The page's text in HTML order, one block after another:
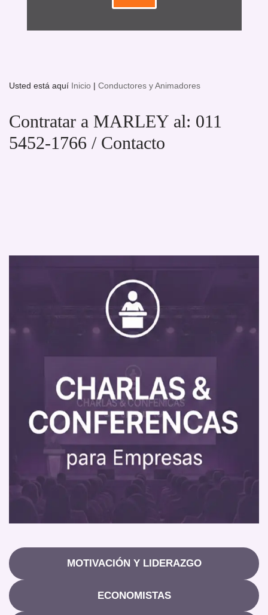
Usted está aquí Inicio | Conductores y Animadores
Contratar a MARLEY al: 011
5452-1766 / Contacto
MOTIVACIÓN Y LIDERAZGO
ECONOMISTAS